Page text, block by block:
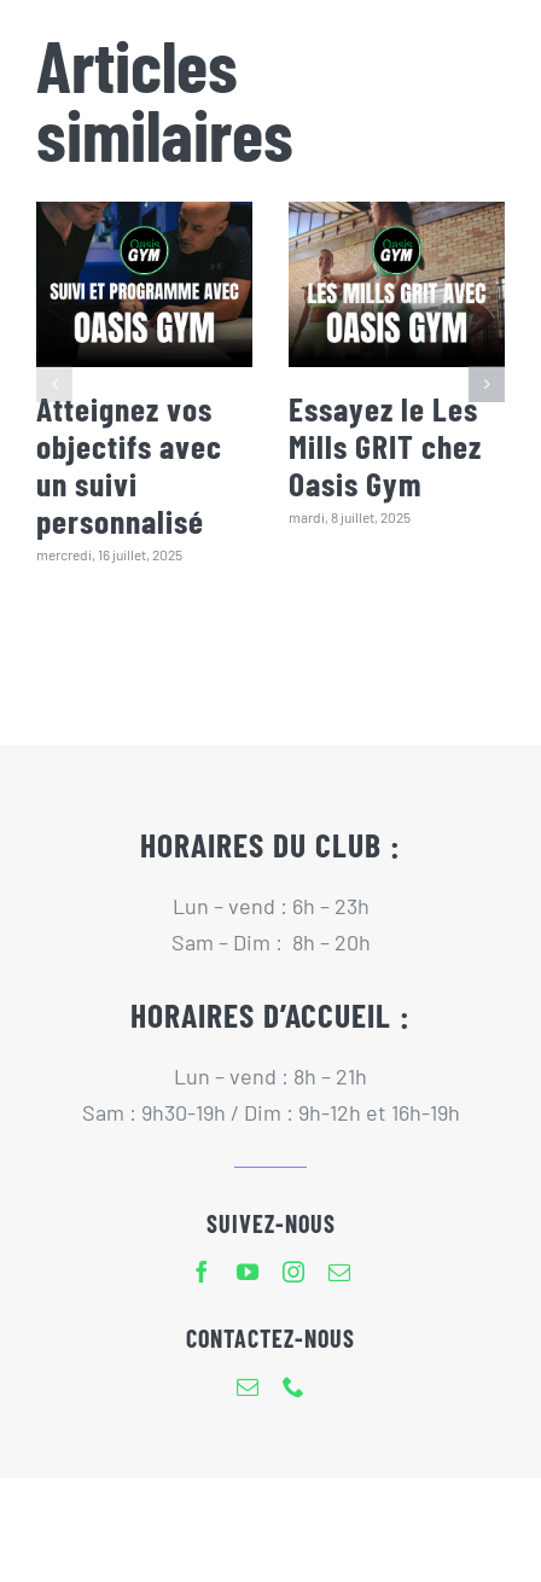
Articles
similaires
Atteignez vos
objectifs avec
un suivi
personnalisé
mercredi, 16 juillet, 2025
Essayez le Les
Mills GRIT chez
Oasis Gym
mardi, 8 juillet, 2025
HORAIRES DU CLUB :
Lun – vend : 6h – 23h
Sam – Dim : 8h – 20h
HORAIRES D’ACCUEIL :
Lun – vend : 8h – 21h
Sam : 9h30-19h / Dim : 9h-12h et 16h-19h
SUIVEZ-NOUS
CONTACTEZ-NOUS